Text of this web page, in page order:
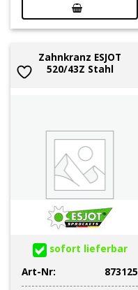
Zahnkranz ESJOT
520/43Z Stahl
sofort lieferbar
Art-Nr:
873125